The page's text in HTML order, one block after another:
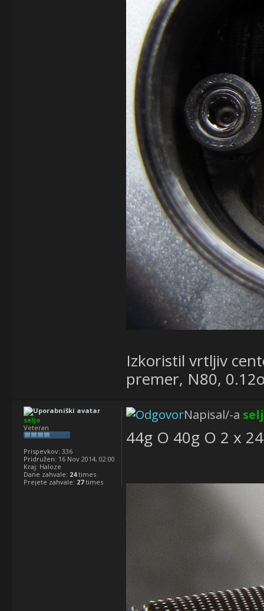
Izkoristil vrtljiv
premer, N80,
Napisal/-a
44g O 40g O 2 x
seljo
Veteran
Prispevkov: 336
Pridružen: 16 Nov 2014, 02:00
Kraj: Haloze
Dane zahvale: 24times
Prejete zahvale: 27times